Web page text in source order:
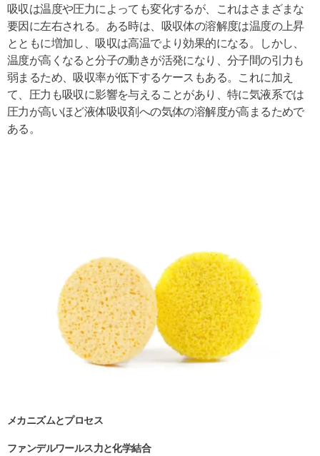
吸収は温度や圧力によっても変化するが、これはさまざまな
要因に左右される。ある時は、吸収体の溶解度は温度の上昇
とともに増加し、吸収は高温でより効果的になる。しかし、
温度が高くなると分子の動きが活発になり、分子間の引力も
弱まるため、吸収率が低下するケースもある。これに加え
て、圧力も吸収に影響を与えることがあり、特に気液系では
圧力が高いほど液体吸収剤への気体の溶解度が高まるためで
ある。
メカニズムとプロセス
ファンデルワールス力と化学結合